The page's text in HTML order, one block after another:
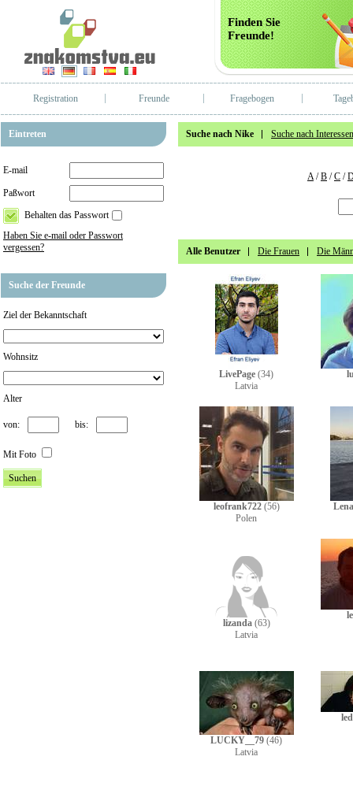
Finden Sie
Freunde!
Registration Freunde Fragebogen
Eintreten
E-mail
Paßwort
Behalten das Passwort
Haben Sie e-mail oder Passwort
vergessen?
Suche der Freunde
Ziel der Bekanntschaft
Wohnsitz
Alter
von: bis:
Mit Foto
Suche nach Nike Suche nach Interessen
A/B /C /
Alle Benutzer Die Frauen Die
LivePage (34)
Latvia
leofrank722 (56)
Polen
lizanda (63)
Latvia
LUCKY__79 (46)
Latvia